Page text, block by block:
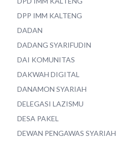
DPP IMM KALTENG
DADAN
DADANG SYARIFUDIN
DAI KOMUNITAS
DAKWAH DIGITAL
DANAMON SYARIAH
DELEGASI LAZISMU
DESA PAKEL
DEWAN PENGAWAS SYARIAH